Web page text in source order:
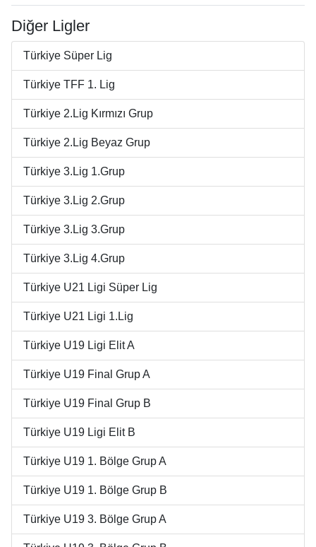
Diğer Ligler
Türkiye Süper Lig
Türkiye TFF 1. Lig
Türkiye 2.Lig Kırmızı Grup
Türkiye 2.Lig Beyaz Grup
Türkiye 3.Lig 1.Grup
Türkiye 3.Lig 2.Grup
Türkiye 3.Lig 3.Grup
Türkiye 3.Lig 4.Grup
Türkiye U21 Ligi Süper Lig
Türkiye U21 Ligi 1.Lig
Türkiye U19 Ligi Elit A
Türkiye U19 Final Grup A
Türkiye U19 Final Grup B
Türkiye U19 Ligi Elit B
Türkiye U19 1. Bölge Grup A
Türkiye U19 1. Bölge Grup B
Türkiye U19 3. Bölge Grup A